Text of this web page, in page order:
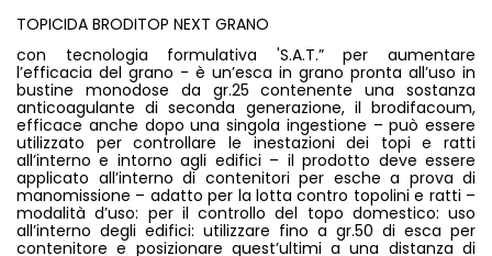
TOPICIDA BRODITOP NEXT GRANO
con tecnologia formulativa 'S.A.T.” per aumentare
l’efficacia del grano - è un’esca in grano pronta all’uso in
bustine monodose da gr.25 contenente una sostanza
anticoagulante di seconda generazione, il brodifacoum,
efficace anche dopo una singola ingestione – può essere
utilizzato per controllare le inestazioni dei topi e ratti
all’interno e intorno agli edifici – il prodotto deve essere
applicato all’interno di contenitori per esche a prova di
manomissione – adatto per la lotta contro topolini e ratti –
modalità d’uso: per il controllo del topo domestico: uso
all’interno degli edifici: utilizzare fino a gr.50 di esca per
contenitore e posizionare quest’ultimi a una distanza di